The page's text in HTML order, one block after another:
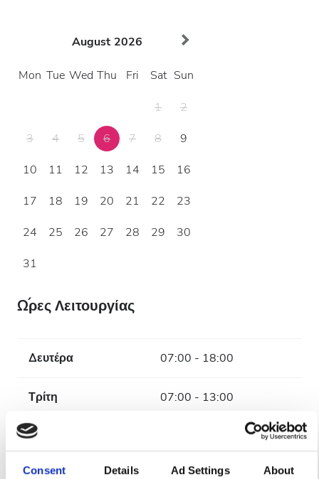
Consent Details Ad Settings About
August 2026
Mon Tue Wed Thu Fri Sat Sun
1
2
3
4 5 6 7 8
9
10
11 12 13 14 15
16
17
18 19 20 21 22
23
24
25 26 27 28 29
30
31
Ώρες Λειτουργίας
Δευτέρα 07:00 - 18:00
Τρίτη 07:00 - 13:00
Τετάρτη
Πέμπτη 07:00 - 13:00